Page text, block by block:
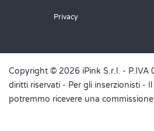
Ricetta.it
ha scritto: sabato 30 ottobre
delicatezza. Altrimenti verrà
Privacy
Copyright © 2026 iPink S.r.l. -
diritti riservati - Per gli inserzionisti -
potremmo ricevere una